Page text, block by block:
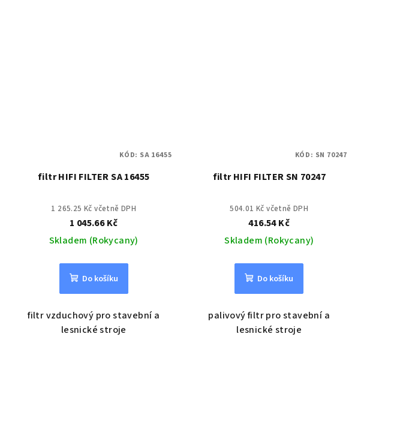
filtr HIFI FILTER SA 16455
1 265.25 Kč včetně DPH
1 045.66 Kč
Skladem (Rokycany)
Do košíku
filtr vzduchový pro stavební a
lesnické stroje
KÓD: SA 16455
filtr HIFI FILTER SN 70247
504.01 Kč včetně DPH
416.54 Kč
Skladem (Rokycany)
Do košíku
palivový filtr pro stavební a
lesnické stroje
KÓD: SN 70247